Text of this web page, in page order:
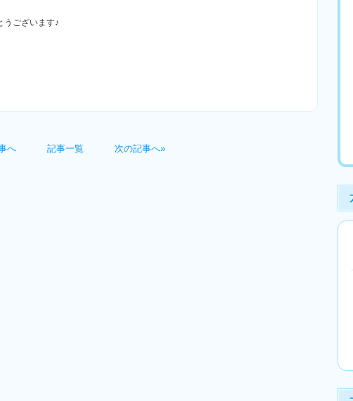
うございます♪
へ 記事一覧 次の記事へ»